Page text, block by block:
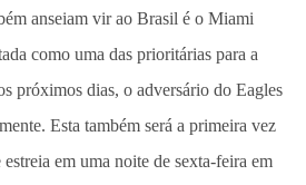
anseiam vir ao Brasil é o Miami
como uma das prioritárias para a
próximos dias, o adversário do Eagles
Esta também será a primeira vez
em uma noite de sexta-feira em